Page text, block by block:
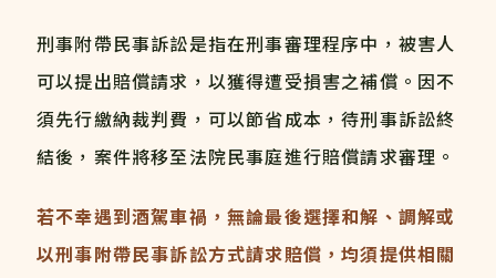
刑事附帶民事訴訟是指在刑事審理程序中，被害人
可以提出賠償請求，以獲得遭受損害之補償。因不
須先行繳納裁判費，可以節省成本，待刑事訴訟終
結後，案件將移至法院民事庭進行賠償請求審理。
若不幸遇到酒駕車禍，無論最後選擇和解、調解或
以刑事附帶民事訴訟方式請求賠償，均須提供相關